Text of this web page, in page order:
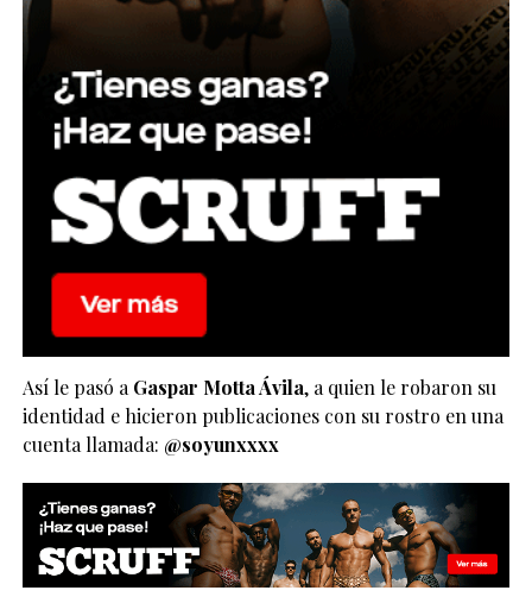
Así le pasó a Gaspar Motta Ávila, a quien le robaron su
identidad e hicieron publicaciones con su rostro en una
cuenta llamada: @soyunxxxx